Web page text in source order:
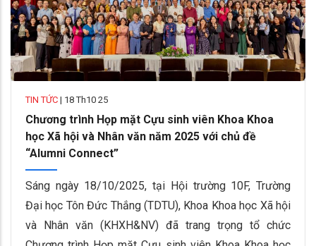
TIN TỨC | 18 Th10 25
Chương trình Họp mặt Cựu sinh viên Khoa Khoa
học Xã hội và Nhân văn năm 2025 với chủ đề
“Alumni Connect”
Sáng ngày 18/10/2025, tại Hội trường 10F, Trường
Đại học Tôn Đức Thắng (TDTU), Khoa Khoa học Xã hội
và Nhân văn (KHXH&NV) đã trang trọng tổ chức